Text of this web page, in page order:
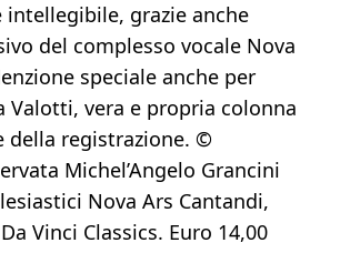
intellegibile, grazie anche
del complesso vocale Nova
speciale anche per
Valotti, vera e propria colonna
della registrazione. ©
Michel’Angelo Grancini
Nova Ars Cantandi,
Vinci Classics. Euro 14,00